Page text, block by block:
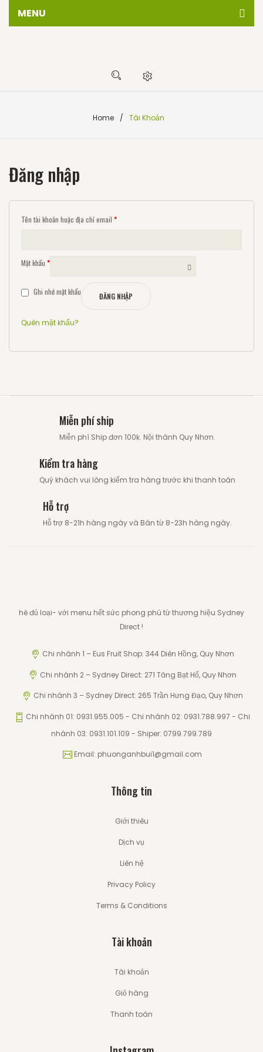
MENU
Home / Tài Khoản
Đăng nhập
Tên tài khoản hoặc địa chỉ email *
Mật khẩu *
Ghi nhớ mật khẩu ĐĂNG NHẬP
Quên mật khẩu?
Miễn phí ship
Miễn phí Ship đơn 100k. Nội thành Quy Nhơn.
Kiểm tra hàng
Quý khách vui lòng kiểm tra hàng trước khi thanh toán
Hỗ trợ
Hỗ trợ 8-21h hàng ngày và Bán từ 8-23h hàng ngày.
hè đủ loại- với menu hết sức phong phú từ thương hiệu Sydney
Direct !
Chi nhánh 1 – Eus Fruit Shop: 344 Diên Hồng, Quy Nhơn
Chi nhánh 2 – Sydney Direct: 271 Tăng Bạt Hổ, Quy Nhơn
Chi nhánh 3 – Sydney Direct: 265 Trần Hưng Đạo, Quy Nhơn
Chi nhánh 01: 0931.955.005 - Chi nhánh 02: 0931.788.997 - Chi
nhánh 03: 0931.101.109 - Shiper: 0799.799.789
Email: phuonganhbui1@gmail.com
Thông tin
Giới thiêu
Dịch vụ
Liên hệ
Privacy Policy
Terms & Conditions
Tài khoản
Tài khoản
Giỏ hàng
Thanh toán